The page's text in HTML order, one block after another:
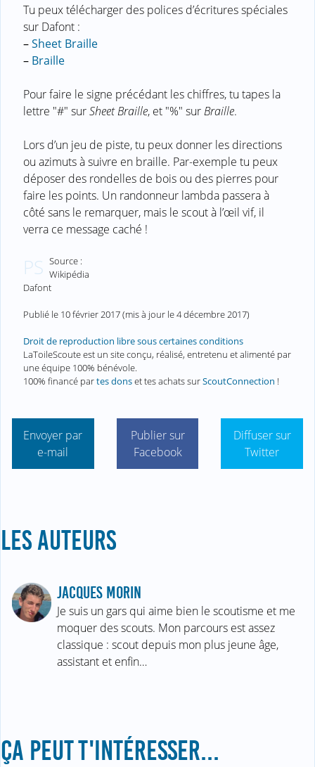
Tu peux télécharger des polices d’écritures spéciales
sur Dafont :
–Sheet Braille
– Braille
Pour faire le signe précédant les chiffres, tu tapes la
lettre "#" surSheet Braille, et "%" surBraille.
Lors d’un jeu de piste, tu peux donner les directions
ou azimuts à suivre en braille. Par-exemple tu peux
déposer des rondelles de bois ou des pierres pour
faire les points. Un randonneur lambda passera à
côté sans le remarquer, mais le scout à l’œil vif, il
verra ce message caché !
PS Source :
Wikipédia
Dafont
Publié le 10 février 2017(mis à jour le4 décembre 2017)
Droit de reproduction libre sous certaines conditions
LaToileScoute est un site conçu, réalisé, entretenu et alimenté par
une équipe 100% bénévole.
100% financé partes donset tes achats surScoutConnection !
Envoyer par
e-mail
Publier sur
Facebook
Diffuser sur
Twitter
LES AUTEURS
JACQUES MORIN
Je suis un gars qui aime bien le scoutisme et me
moquer des scouts. Mon parcours est assez
classique : scout depuis mon plus jeune âge,
assistant et enfin…
ÇA PEUT T'INTÉRESSER...